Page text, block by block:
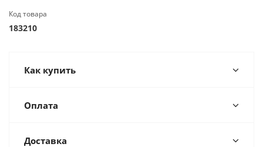
Код товара
183210
Как купить
Оплата
Доставка